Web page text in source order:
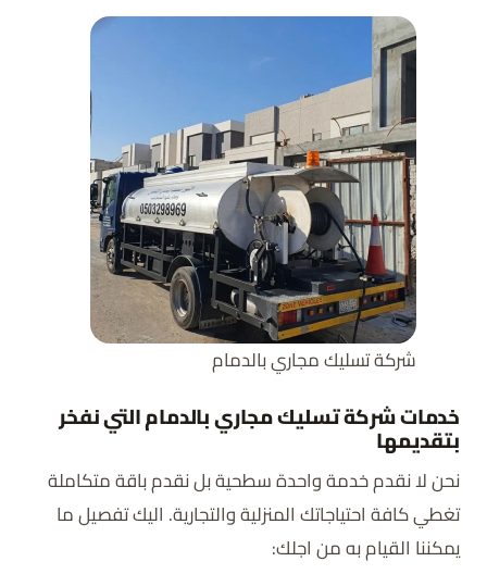
شركة تسليك مجاري بالدمام
خدمات شركة تسليك مجاري بالدمام التي نفخر
بتقديمها
نحن لا نقدم خدمة واحدة سطحية بل نقدم باقة متكاملة
تغطي كافة احتياجاتك المنزلية والتجارية. اليك تفصيل ما
يمكننا القيام به من اجلك: